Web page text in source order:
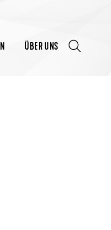
ÜBER UNS